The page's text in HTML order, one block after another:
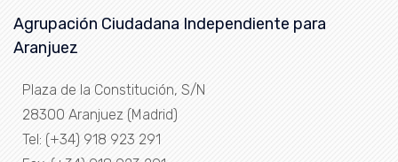
Agrupación Ciudadana Independiente para
Aranjuez
Plaza de la Constitución, S/N
28300 Aranjuez (Madrid)
Tel: (+34) 918 923 291